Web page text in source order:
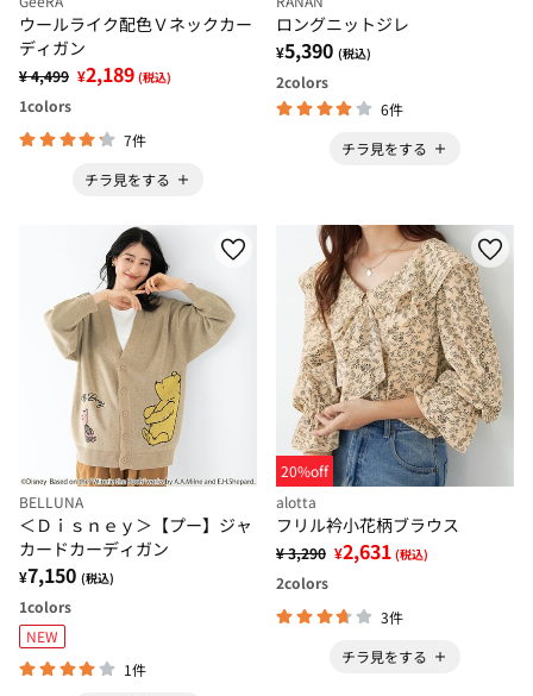
ウールライク配色Ｖネックカー
ディガン
¥ 4,499 ¥2,189 (税込)
1colors
7件
チラ見をする
ロングニットジレ
¥5,390 (税込)
2colors
6件
チラ見をする
BELLUNA
＜Ｄｉｓｎｅｙ＞【プー】ジャ
カードカーディガン
¥7,150 (税込)
1colors
NEW
1件
20%off
alotta
フリル衿小花柄ブラウス
¥ 3,290 ¥2,631 (税込)
2colors
3件
チラ見をする